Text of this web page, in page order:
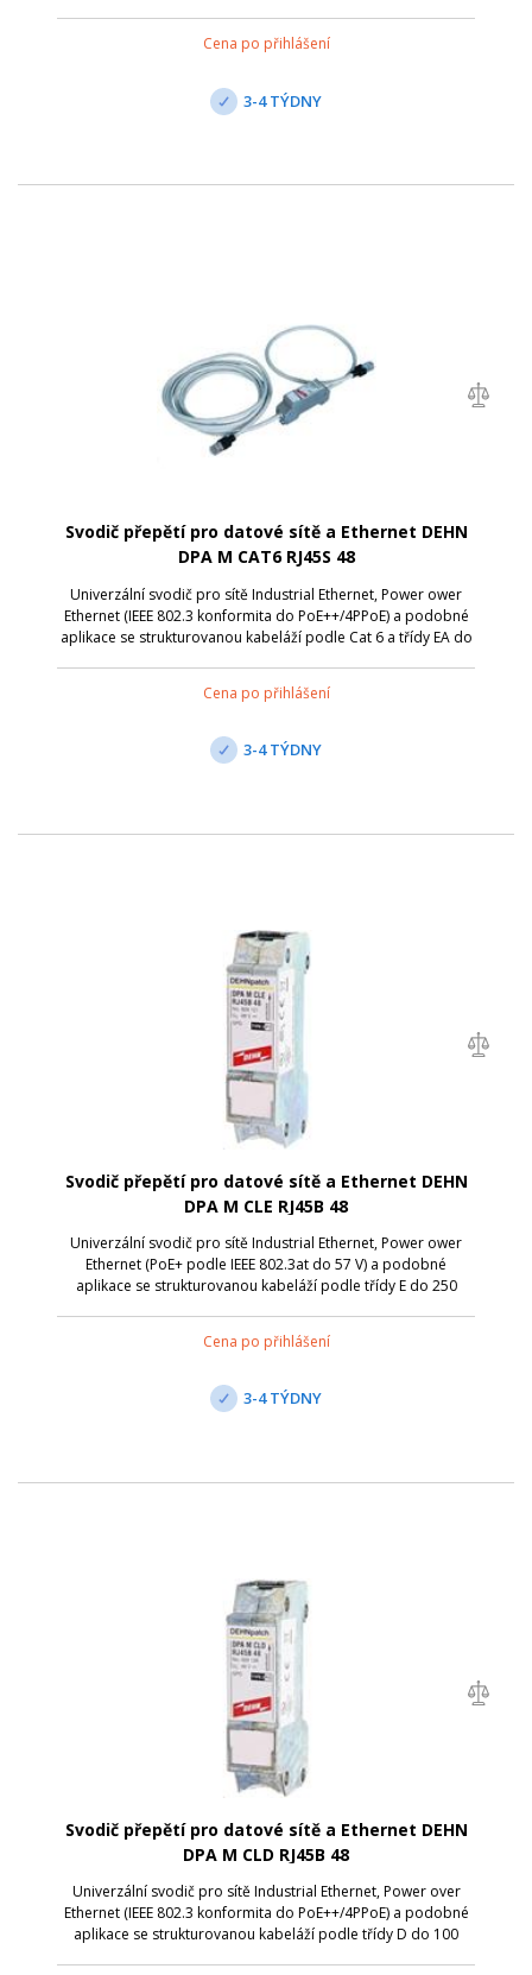
Cena po přihlášení
3-4 TÝDNY
Svodič přepětí pro datové sítě a Ethernet DEHN
DPA M CAT6 RJ45S 48
Univerzální svodič pro sítě Industrial Ethernet, Power ower
Ethernet (IEEE 802.3 konformita do PoE++/4PPoE) a podobné
aplikace se strukturovanou kabeláží podle Cat 6 a třídy EA do
Cena po přihlášení
3-4 TÝDNY
Svodič přepětí pro datové sítě a Ethernet DEHN
DPA M CLE RJ45B 48
Univerzální svodič pro sítě Industrial Ethernet, Power ower
Ethernet (PoE+ podle IEEE 802.3at do 57 V) a podobné
aplikace se strukturovanou kabeláží podle třídy E do 250
Cena po přihlášení
3-4 TÝDNY
Svodič přepětí pro datové sítě a Ethernet DEHN
DPA M CLD RJ45B 48
Univerzální svodič pro sítě Industrial Ethernet, Power over
Ethernet (IEEE 802.3 konformita do PoE++/4PPoE) a podobné
aplikace se strukturovanou kabeláží podle třídy D do 100